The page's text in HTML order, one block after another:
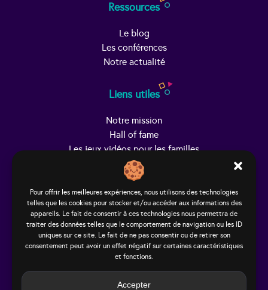
Pour offrir les meilleures expériences, nous utilisons des technologies
telles que les cookies pour stocker et/ou accéder aux informations des
appareils. Le fait de consentir à ces technologies nous permettra de
traiter des données telles que le comportement de navigation ou les ID
uniques sur ce site. Le fait de ne pas consentir ou de retirer son
consentement peut avoir un effet négatif sur certaines caractéristiques
et fonctions.
Accepter
Ressources
Le blog
Les conférences
Notre actualité
Liens utiles
Notre mission
Hall of fame
Les jeux vidéos pour les familles
Trouver Helpy
Le studio
65, rue Hénon
69004 Lyon - France
contact@helpy-lejeu.fr